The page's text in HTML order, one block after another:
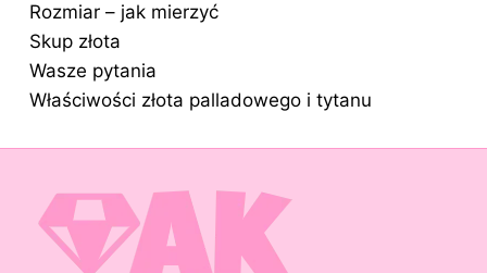
Rozmiar – jak mierzyć
Skup złota
Wasze pytania
Właściwości złota palladowego i tytanu